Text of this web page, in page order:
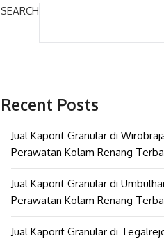
SEARCH
Recent Posts
Jual Kaporit Granular di
Perawatan Kolam Renang
Jual Kaporit Granular di
Perawatan Kolam Renang
Jual Kaporit Granular di